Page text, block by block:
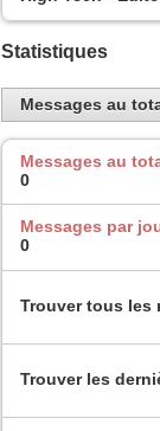
Statistiques
Messages au
Messages au
0
Messages par
0
Trouver tous les
Trouver les